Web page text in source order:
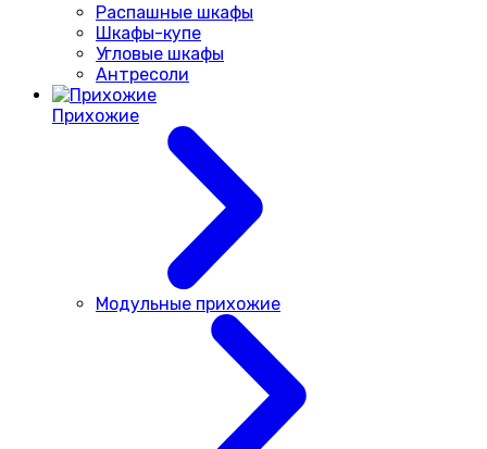
Распашные шкафы
Шкафы-купе
Угловые шкафы
Антресоли
Прихожие
Модульные прихожие